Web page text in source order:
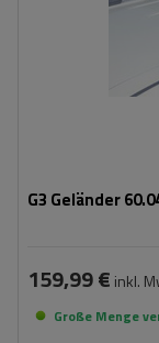
G3 Geländer
159,99 € inkl.
Große Menge